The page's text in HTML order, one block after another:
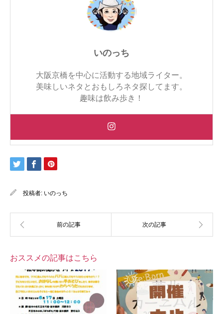
いのっち
大阪京橋を中心に活動する地域ライター。
美味しいネタとおもしろネタ探してます。
趣味は飲み歩き！
投稿者: いのっち
おススメの記事はこちら